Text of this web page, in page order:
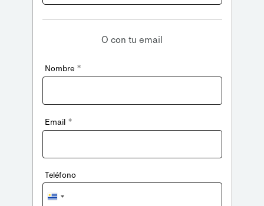
O con tu email
Nombre *
Email *
Teléfono
Uruguay